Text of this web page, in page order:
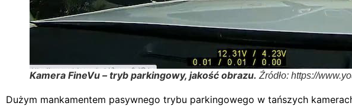
Kamera FineVu – tryb parkingowy, jakość obrazu. Źródło: https://
Dużym mankamentem pasywnego trybu parkingowego w tańszych